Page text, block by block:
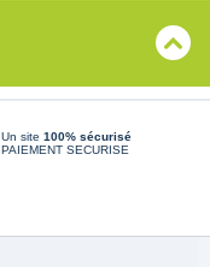
Un site 100% sécurisé
PAIEMENT SECURISE